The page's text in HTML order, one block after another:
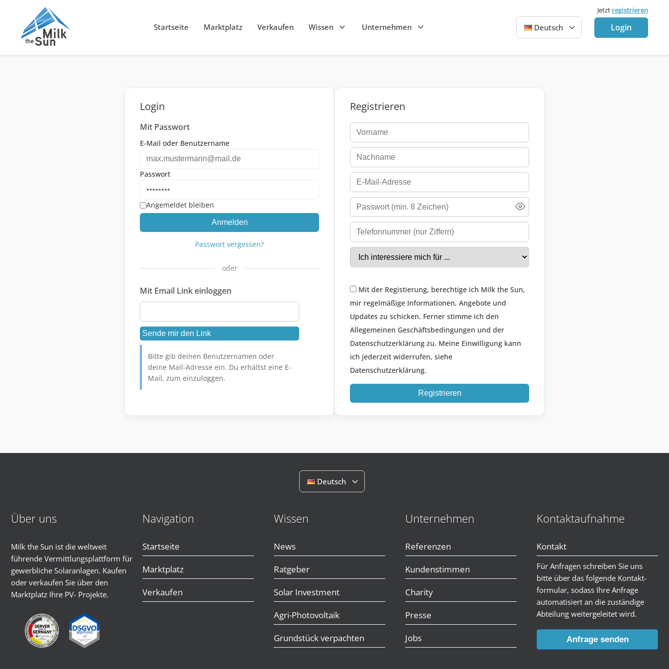
Startseite Marktplatz Verkaufen Wissen Unternehmen Deutsch
Jetzt registrieren
Login
Login
Mit Passwort
E-Mail oder Benutzername
Passwort
Angemeldet bleiben
Anmelden
Passwort vergessen?
oder
Mit Email Link einloggen
Bitte gib deinen Benutzernamen oder
deine Mail-Adresse ein. Du erhältst eine E-
Mail, zum einzuloggen.
Registrieren
Mit der Registierung, berechtige ich Milk the Sun,
mir regelmäßige Informationen, Angebote und
Updates zu schicken. Ferner stimme ich den
Allegemeinen Geschäftsbedingungen und der
Datenschutzerklärung zu. Meine Einwilligung kann
ich jederzeit widerrufen, siehe
Datenschutzerklärung.
Registrieren
Deutsch
Über uns
Milk the Sun ist die weltweit
führende Vermittlungsplattform für
gewerbliche Solaranlagen. Kaufen
oder verkaufen Sie über den
Marktplatz Ihre PV- Projekte.
Navigation
Startseite
Marktplatz
Verkaufen
Wissen
News
Ratgeber
Solar Investment
Agri-Photovoltaik
Grundstück verpachten
Unternehmen
Referenzen
Kundenstimmen
Charity
Presse
Jobs
Kontaktaufnahme
Kontakt
Für Anfragen schreiben Sie uns
bitte über das folgende Kontakt-
formular, sodass Ihre Anfrage
automatisiert an die zuständige
Abteilung weitergeleitet wird.
Anfrage senden